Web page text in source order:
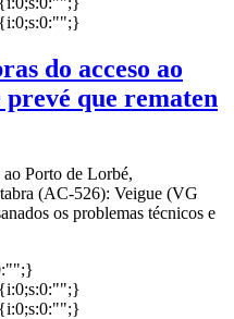
do acceso ao
que rematen
Porto de Lorbé,
(AC-526): Veigue (VG
os problemas técnicos e